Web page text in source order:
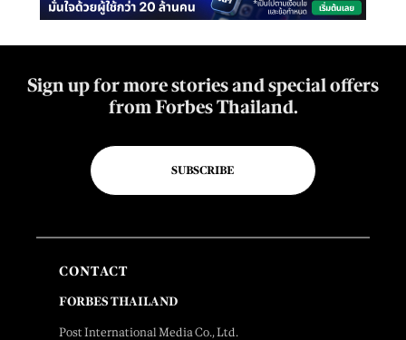
Sign up for more stories and special offers
from Forbes Thailand.
SUBSCRIBE
CONTACT
FORBES THAILAND
Post International Media Co., Ltd.